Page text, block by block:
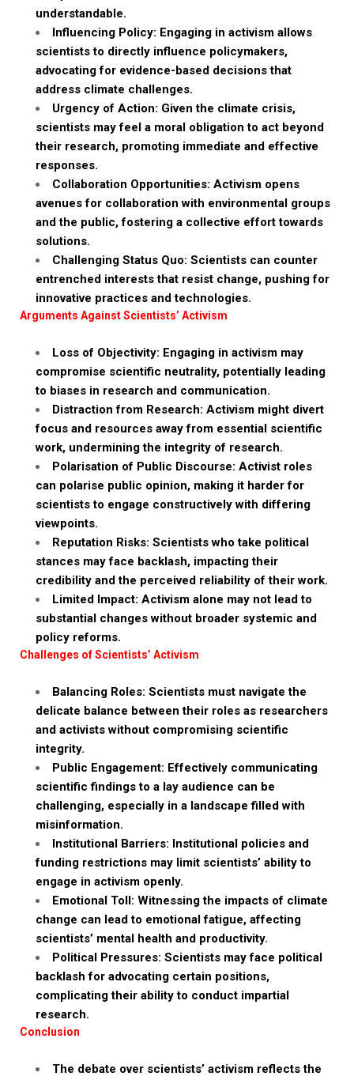
understandable.
Influencing Policy: Engaging in activism allows
scientists to directly influence policymakers,
advocating for evidence-based decisions that
address climate challenges.
Urgency of Action: Given the climate crisis,
scientists may feel a moral obligation to act beyond
their research, promoting immediate and effective
responses.
Collaboration Opportunities: Activism opens
avenues for collaboration with environmental groups
and the public, fostering a collective effort towards
solutions.
Challenging Status Quo: Scientists can counter
entrenched interests that resist change, pushing for
innovative practices and technologies.
Arguments Against Scientists’ Activism
Loss of Objectivity: Engaging in activism may
compromise scientific neutrality, potentially leading
to biases in research and communication.
Distraction from Research: Activism might divert
focus and resources away from essential scientific
work, undermining the integrity of research.
Polarisation of Public Discourse: Activist roles
can polarise public opinion, making it harder for
scientists to engage constructively with differing
viewpoints.
Reputation Risks: Scientists who take political
stances may face backlash, impacting their
credibility and the perceived reliability of their work.
Limited Impact: Activism alone may not lead to
substantial changes without broader systemic and
policy reforms.
Challenges of Scientists’ Activism
Balancing Roles: Scientists must navigate the
delicate balance between their roles as researchers
and activists without compromising scientific
integrity.
Public Engagement: Effectively communicating
scientific findings to a lay audience can be
challenging, especially in a landscape filled with
misinformation.
Institutional Barriers: Institutional policies and
funding restrictions may limit scientists’ ability to
engage in activism openly.
Emotional Toll: Witnessing the impacts of climate
change can lead to emotional fatigue, affecting
scientists’ mental health and productivity.
Political Pressures: Scientists may face political
backlash for advocating certain positions,
complicating their ability to conduct impartial
research.
Conclusion
The debate over scientists’ activism reflects the